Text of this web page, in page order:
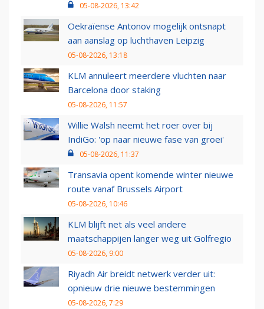
05-08-2026, 13:42
Oekraïense Antonov mogelijk ontsnapt
aan aanslag op luchthaven Leipzig
05-08-2026, 13:18
KLM annuleert meerdere vluchten naar
Barcelona door staking
05-08-2026, 11:57
Willie Walsh neemt het roer over bij
IndiGo: 'op naar nieuwe fase van groei'
05-08-2026, 11:37
Transavia opent komende winter nieuwe
route vanaf Brussels Airport
05-08-2026, 10:46
KLM blijft net als veel andere
maatschappijen langer weg uit Golfregio
05-08-2026, 9:00
Riyadh Air breidt netwerk verder uit:
opnieuw drie nieuwe bestemmingen
05-08-2026, 7:29